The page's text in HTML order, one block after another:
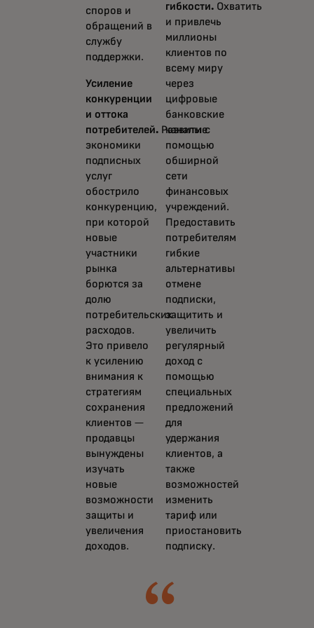
споров и
обращений в
службу
поддержки.
Усиление
конкуренции
и оттока
потребителей. Развитие
экономики
подписных
услуг
обострило
конкуренцию,
при которой
новые
участники
рынка
борются за
долю
потребительских
расходов.
Это привело
к усилению
внимания к
стратегиям
сохранения
клиентов —
продавцы
вынуждены
изучать
новые
возможности
защиты и
увеличения
доходов.
гибкости. Охватить
и привлечь
миллионы
клиентов по
всему миру
через
цифровые
банковские
каналы с
помощью
обширной
сети
финансовых
учреждений.
Предоставить
потребителям
гибкие
альтернативы
отмене
подписки,
защитить и
увеличить
регулярный
доход с
помощью
специальных
предложений
для
удержания
клиентов, а
также
возможностей
изменить
тариф или
приостановить
подписку.